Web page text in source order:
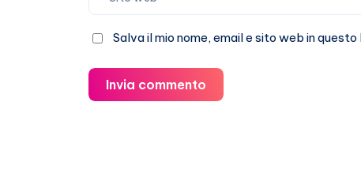
Salva il mio nome, email e sito web in
Invia commento